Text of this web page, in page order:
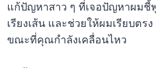
แก้ปัญหาสาว ๆ ที่เจอปัญหาผมชี้
เรียงเส้น และช่วยให้ผมเรียบตร
ขณะที่คุณกำลังเคลื่อนไหว